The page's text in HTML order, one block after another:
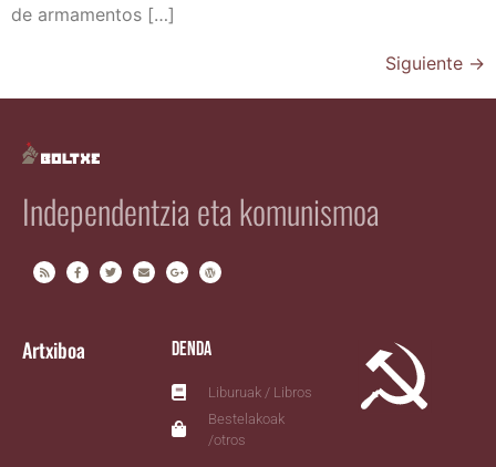
de armamentos […]
Siguiente →
Independentzia eta komunismoa
Artxiboa Denda
Liburuak / Libros
Bestelakoak
/otros